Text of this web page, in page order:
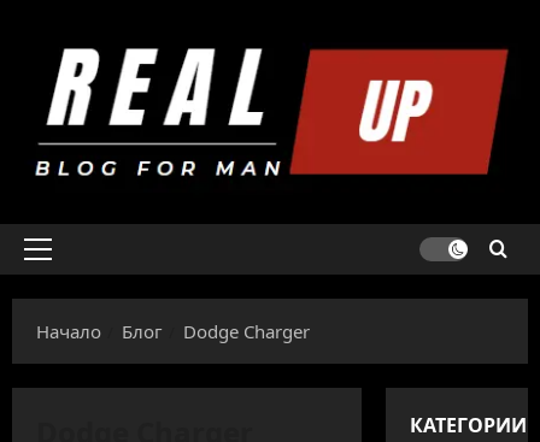
content
Primary
Начало
Блог Dodge Charger
КАТЕГОРИИ